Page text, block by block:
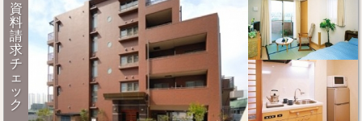
資
料
請
求
チ
ェ
ッ
ク